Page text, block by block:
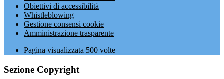
Obiettivi di accessibilità
Whistleblowing
Gestione consensi cookie
Amministrazione trasparente
Pagina visualizzata 500 volte
Sezione Copyright